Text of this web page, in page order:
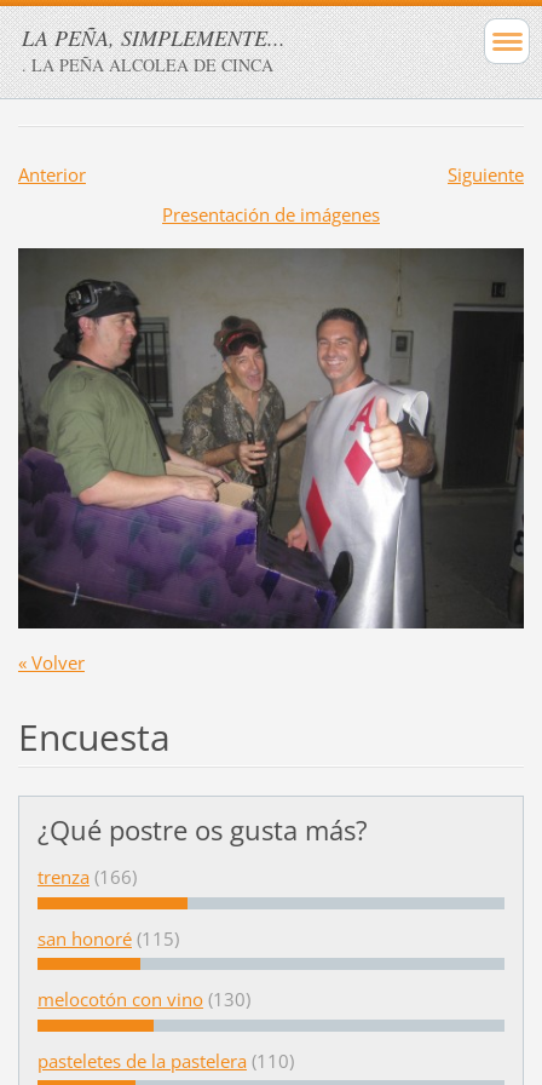
LA PEÑA, SIMPLEMENTE...
. LA PEÑA ALCOLEA DE CINCA
Anterior
Siguiente
Presentación de imágenes
« Volver
Encuesta
¿Qué postre os gusta más?
trenza (166)
san honoré (115)
melocotón con vino (130)
pasteletes de la pastelera (110)